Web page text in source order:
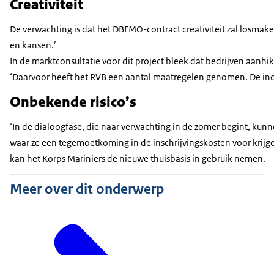
Creativiteit
De verwachting is dat het DBFMO-contract creativiteit zal
en kansen.’
In de marktconsultatie voor dit project bleek dat bedrijven
‘Daarvoor heeft het RVB een aantal maatregelen genomen. De
Onbekende risico’s
‘In de dialoogfase, die naar verwachting in de zomer begint,
waar ze een tegemoetkoming in de inschrijvingskosten voor
kan het Korps Mariniers de nieuwe thuisbasis in gebruik nemen.
Meer over dit onderwerp